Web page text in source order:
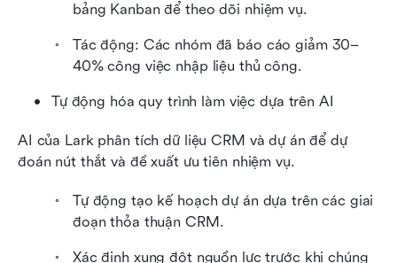
bảng Kanban để theo dõi nhiệm vụ.
Tác động: Các nhóm đã báo cáo giảm 30–
40% công việc nhập liệu thủ công.
Tự động hóa quy trình làm việc dựa trên AI
AI của Lark phân tích dữ liệu CRM và dự án để dự
đoán nút thắt và đề xuất ưu tiên nhiệm vụ.
Tự động tạo kế hoạch dự án dựa trên các giai
đoạn thỏa thuận CRM.
Xác định xung đột nguồn lực trước khi chúng